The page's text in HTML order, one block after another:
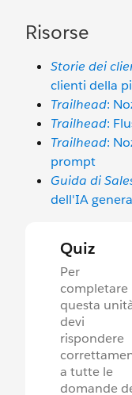
Risorse
Storie dei
clienti della
Trailhead:
Trailhead:
Trailhead:
prompt
Guida di
dell'IA